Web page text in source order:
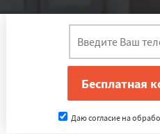
Даю согласие на